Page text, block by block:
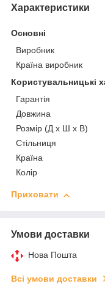
Характеристики
Основні
Виробник
Країна виробник
Користувальницькі
Гарантія
Довжина
Розмір (Д x Ш x В)
Стільниця
Країна
Колір
Приховати
Умови доставки
Нова Пошта
Всі умови доставки